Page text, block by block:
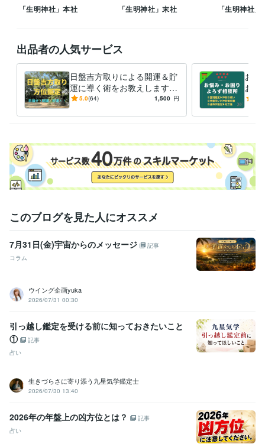
「生明神社」本社 「生明神社」末社 「生明神社」
出品者の人気サービス
日盤吉方取りによる開運＆貯
運に導く術をお教えします
ー30分のお散歩で簡単に実現
定）ー
5.0(64) 1,500 円
お祓
お悩
－多
解決
このブログを見た人にオススメ
7月31日(金)宇宙からのメッセージ
記事
コラム
ウイング企画yuka
2026/07/31 00:30
引っ越し鑑定を受ける前に知っておきたいこと
①
記事
占い
生きづらさに寄り添う九星気学鑑定士
2026/07/30 13:40
2026年の年盤上の凶方位とは？
記事
占い